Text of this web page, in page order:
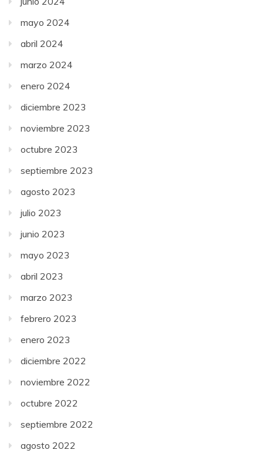
mayo 2024
abril 2024
marzo 2024
enero 2024
diciembre 2023
noviembre 2023
octubre 2023
septiembre 2023
agosto 2023
julio 2023
junio 2023
mayo 2023
abril 2023
marzo 2023
febrero 2023
enero 2023
diciembre 2022
noviembre 2022
octubre 2022
septiembre 2022
agosto 2022